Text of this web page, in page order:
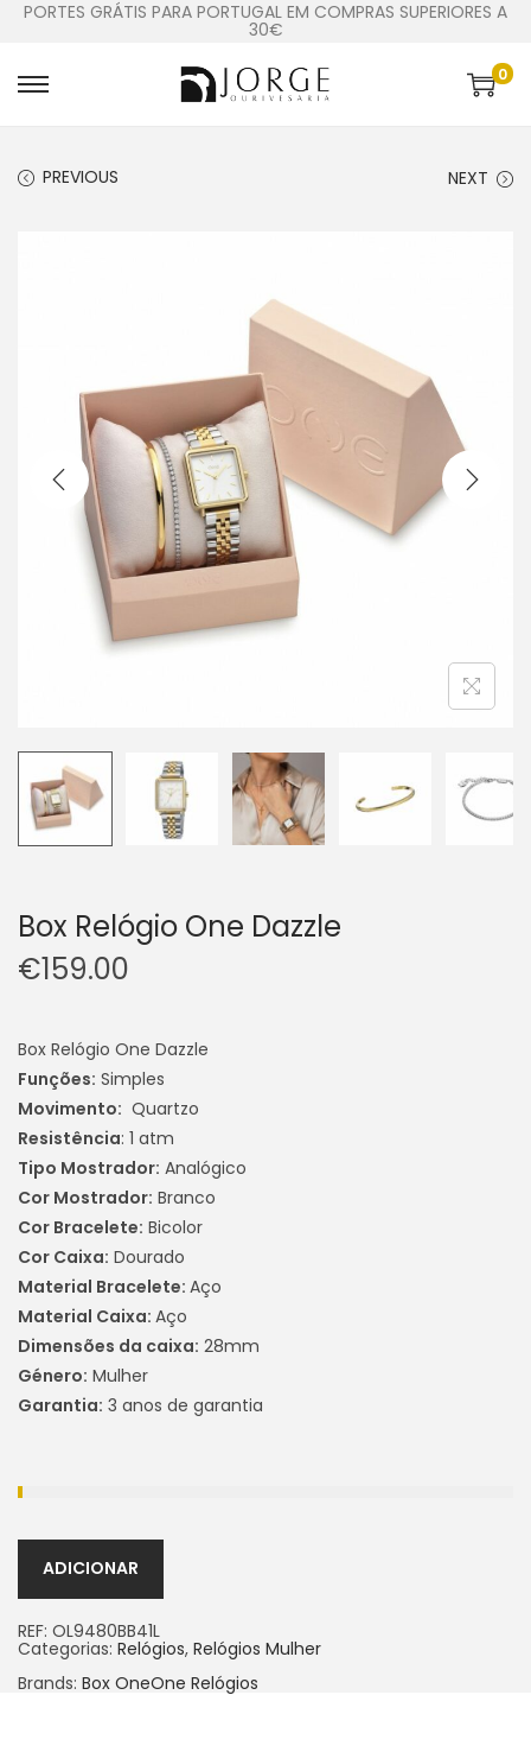
PORTES GRÁTIS PARA PORTUGAL EM COMPRAS SUPERIORES A
30€
0
PREVIOUS NEXT
Box Relógio One Dazzle
€159.00
Box Relógio One Dazzle
Funções: Simples
Movimento: Quartzo
Resistência: 1 atm
Tipo Mostrador: Analógico
Cor Mostrador: Branco
Cor Bracelete: Bicolor
Cor Caixa: Dourado
Material Bracelete: Aço
Material Caixa: Aço
Dimensões da caixa: 28mm
Género: Mulher
Garantia: 3 anos de garantia
ADICIONAR
REF: OL9480BB41L
Categorias: Relógios, Relógios Mulher
Brands: Box OneOne Relógios